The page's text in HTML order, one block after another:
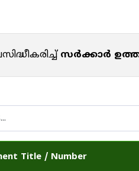
സർക്കാർ
Title / Number